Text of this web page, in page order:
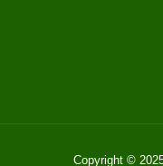
Copyright ©